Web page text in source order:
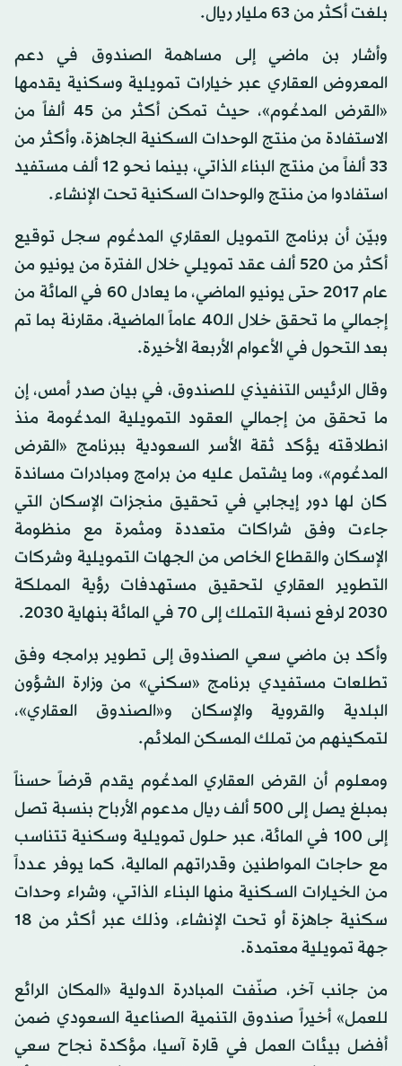
بلغت أكثر من 63 مليار ريال.
وأشار بن ماضي إلى مساهمة الصندوق في دعم
المعروض العقاري عبر خيارات تمويلية وسكنية يقدمها
«القرض المدعُوم»، حيث تمكن أكثر من 45 ألفاً من
الاستفادة من منتج الوحدات السكنية الجاهزة، وأكثر من
33 ألفاً من منتج البناء الذاتي، بينما نحو 12 ألف مستفيد
استفادوا من منتج والوحدات السكنية تحت الإنشاء.
وبيّن أن برنامج التمويل العقاري المدعُوم سجل توقيع
أكثر من 520 ألف عقد تمويلي خلال الفترة من يونيو من
عام 2017 حتى يونيو الماضي، ما يعادل 60 في المائة من
إجمالي ما تحقق خلال الـ40 عاماً الماضية، مقارنة بما تم
بعد التحول في الأعوام الأربعة الأخيرة.
وقال الرئيس التنفيذي للصندوق، في بيان صدر أمس، إن
ما تحقق من إجمالي العقود التمويلية المدعُومة منذ
انطلاقته يؤكد ثقة الأسر السعودية ببرنامج «القرض
المدعُوم»، وما يشتمل عليه من برامج ومبادرات مساندة
كان لها دور إيجابي في تحقيق منجزات الإسكان التي
جاءت وفق شراكات متعددة ومثمرة مع منظومة
الإسكان والقطاع الخاص من الجهات التمويلية وشركات
التطوير العقاري لتحقيق مستهدفات رؤية المملكة
2030 لرفع نسبة التملك إلى 70 في المائة بنهاية 2030.
وأكد بن ماضي سعي الصندوق إلى تطوير برامجه وفق
تطلعات مستفيدي برنامج «سكني» من وزارة الشؤون
البلدية والقروية والإسكان و«الصندوق العقاري»،
لتمكينهم من تملك المسكن الملائم.
ومعلوم أن القرض العقاري المدعُوم يقدم قرضاً حسناً
بمبلغ يصل إلى 500 ألف ريال مدعوم الأرباح بنسبة تصل
إلى 100 في المائة، عبر حلول تمويلية وسكنية تتناسب
مع حاجات المواطنين وقدراتهم المالية، كما يوفر عـدداً
مـن الخيـارات السـكنية منها البنـاء الذاتـي، وشراء وحدات
سكنية جاهزة أو تحت الإنشاء، وذلك عبر أكثر من 18
جهة تمويلية معتمدة.
من جانب آخر، صنّفت المبادرة الدولية «المكان الرائع
للعمل» أخيراً صندوق التنمية الصناعية السعودي ضمن
أفضل بيئات العمل في قارة آسيا، مؤكدة نجاح سعي